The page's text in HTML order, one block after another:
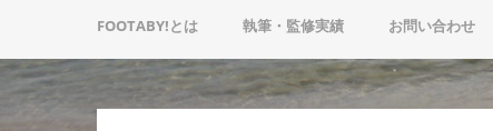
FOOTABY!とは 執筆・監修実績 お問い合わせ